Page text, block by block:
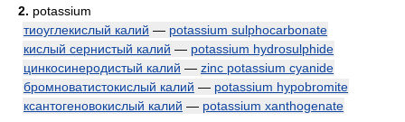
2. potassium
тиоуглекислый калий — potassium sulphocarbonate
кислый сернистый калий — potassium hydrosulphide
цинкосинеродистый калий — zinc potassium cyanide
бромноватистокислый калий — potassium hypobromite
ксантогеновокислый калий — potassium xanthogenate